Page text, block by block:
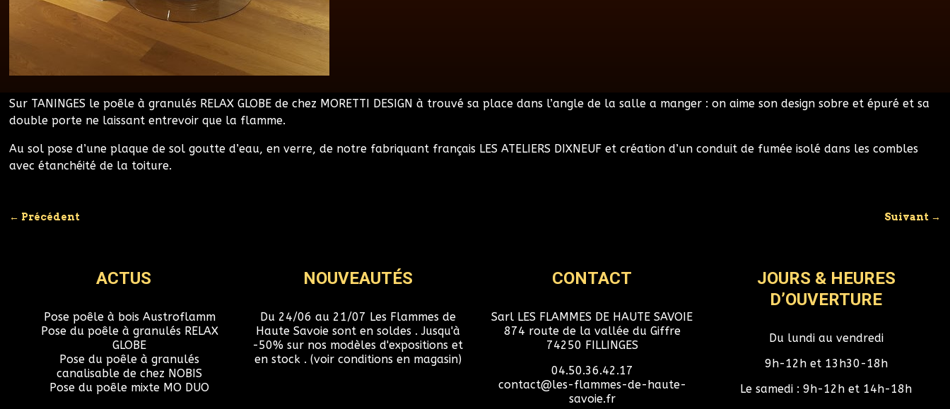
Sur TANINGES le poêle à granulés RELAX GLOBE de chez MORETTI DESIGN à trouvé sa place dans l’angle de la salle a manger : on aime son design sobre et épuré et sa
double porte ne laissant entrevoir que la flamme.
Au sol pose d’une plaque de sol goutte d’eau, en verre, de notre fabriquant français LES ATELIERS DIXNEUF et création d’un conduit de fumée isolé dans les combles
avec étanchéité de la toiture.
← Précédent Suivant →
ACTUS
Pose poêle à bois Austroflamm
Pose du poêle à granulés RELAX
GLOBE
Pose du poêle à granulés
canalisable de chez NOBIS
Pose du poêle mixte MO DUO
NOUVEAUTÉS
Du 24/06 au 21/07 Les Flammes de
Haute Savoie sont en soldes . Jusqu'à
-50% sur nos modèles d'expositions et
en stock . (voir conditions en magasin)
CONTACT
Sarl LES FLAMMES DE HAUTE SAVOIE
874 route de la vallée du Giffre
74250 FILLINGES
04.50.36.42.17
contact@les-flammes-de-haute-
savoie.fr
JOURS & HEURES
D’OUVERTURE
Du lundi au vendredi
9h-12h et 13h30-18h
Le samedi : 9h-12h et 14h-18h